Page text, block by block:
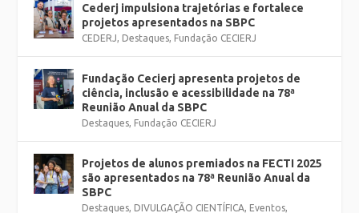
Cederj impulsiona trajetórias e fortalece
projetos apresentados na SBPC
CEDERJ, Destaques, Fundação CECIERJ
Fundação Cecierj apresenta projetos de
ciência, inclusão e acessibilidade na 78ª
Reunião Anual da SBPC
Destaques, Fundação CECIERJ
Projetos de alunos premiados na FECTI 2025
são apresentados na 78ª Reunião Anual da
SBPC
Destaques, DIVULGAÇÃO CIENTÍFICA, Eventos,